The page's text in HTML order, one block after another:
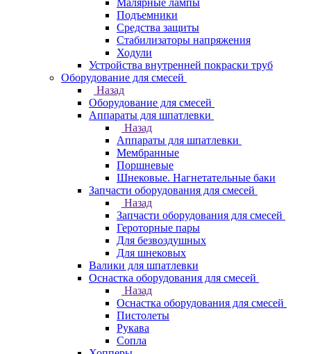
Малярные лампы
Подъемники
Средства защиты
Стабилизаторы напряжения
Ходули
Устройства внутренней покраски труб
Оборудование для смесей
Назад
Оборудование для смесей
Аппараты для шпатлевки
Назад
Аппараты для шпатлевки
Мембранные
Поршневые
Шнековые. Нагнетательные баки
Запчасти оборудования для смесей
Назад
Запчасти оборудования для смесей
Героторные пары
Для безвоздушных
Для шнековых
Валики для шпатлевки
Оснастка оборудования для смесей
Назад
Оснастка оборудования для смесей
Пистолеты
Рукава
Сопла